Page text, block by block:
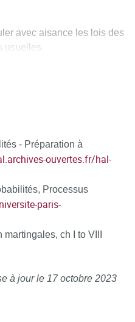
avec aisance les lois des
usuelles.
et la notion de loi
réelles, comprendre
des théorèmes de
dans différents
- Préparation à
ouvertes.fr/hal-
Processus
paris-
ch I to VIII
à jour le 17 octobre 2023